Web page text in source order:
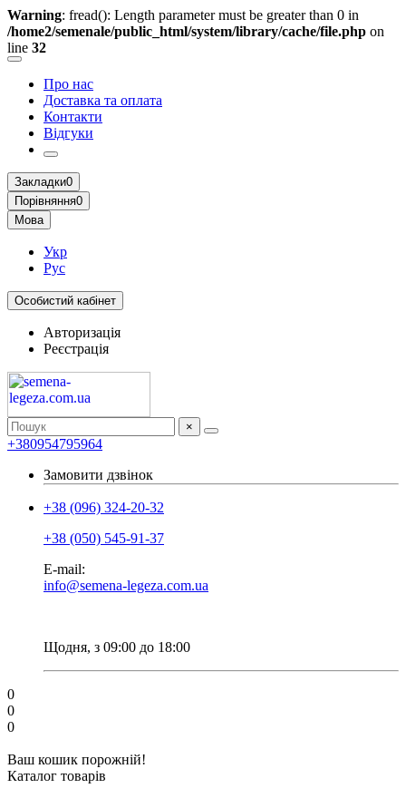
Warning: fread(): Length parameter must be greater than 0 in
/home2/semenale/public_html/system/library/cache/file.php on
line 32
Про нас
Доставка та оплата
Контакти
Відгуки
Закладки0
Порівняння0
Мова
Укр
Рус
Особистий кабінет
Авторизація
Реєстрація
×
+380954795964
Замовити дзвінок
+38 (096) 324-20-32
+38 (050) 545-91-37
E-mail:
info@semena-legeza.com.ua
Щодня, з 09:00 до 18:00
0
0
0
Ваш кошик порожній!
Каталог товарів